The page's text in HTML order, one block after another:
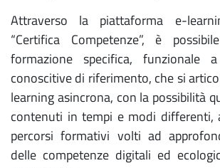
Attraverso la piattaforma e-
“Certifica Competenze”, è
formazione specifica, funzionale
conoscitive di riferimento, che si
learning asincrona, con la possibilità
contenuti in tempi e modi differenti,
percorsi formativi volti ad
delle competenze digitali ed